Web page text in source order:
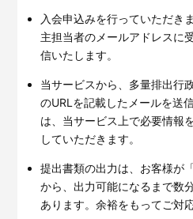
入会申込みを行っていただき
主担当者のメールアドレスに
信いたします。
当サービスから、多量排出行
のURLを記載したメールを送
は、当サービス上で必要情報
していただきます。
提出書類の出力は、お客様が
から、出力可能になるまで数
あります。余裕をもってご対